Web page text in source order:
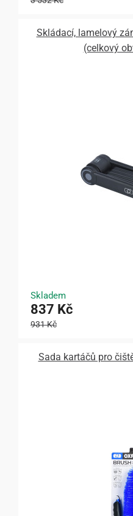
Skládací, lamelový
(celkový
Skladem
837 Kč
931 Kč
Sada kartáčů pro